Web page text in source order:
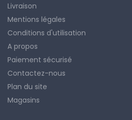
Livraison
Mentions légales
Conditions d'utilisation
A propos
Paiement sécurisé
Contactez-nous
Plan du site
Magasins